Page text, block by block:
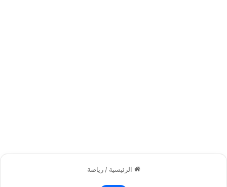
الرئيسية / رياضة